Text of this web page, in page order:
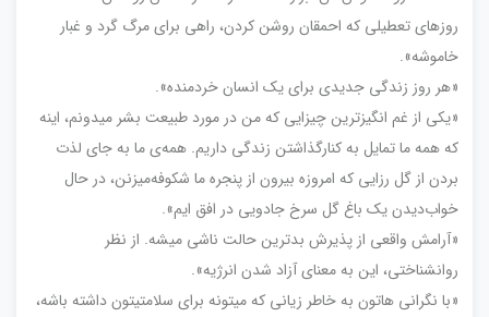
روزهای تعطیلی که احمقان روشن کردن، راهی برای مرگ گرد و غبار
خاموشه».
«هر روز زندگی جدیدی برای یک انسان خردمنده».
«یکی از غم انگیزترین چیزایی که من در مورد طبیعت بشر میدونم، اینه
که همه ما تمایل به کنارگذاشتن زندگی داریم. همه‌ی ما به جای لذت
بردن از گل رزایی که امروزه بیرون از پنجره ما شکوفه‌میزنن، در حال
خواب‌دیدن یک باغ گل سرخ جادویی در افق ایم».
«آرامش واقعی از پذیرش بدترین حالت ناشی میشه. از نظر
روانشناختی، این به معنای آزاد شدن انرژیه».
«با نگرانی هاتون به خاطر زیانی که میتونه برای سلامتیتون داشته باشه،